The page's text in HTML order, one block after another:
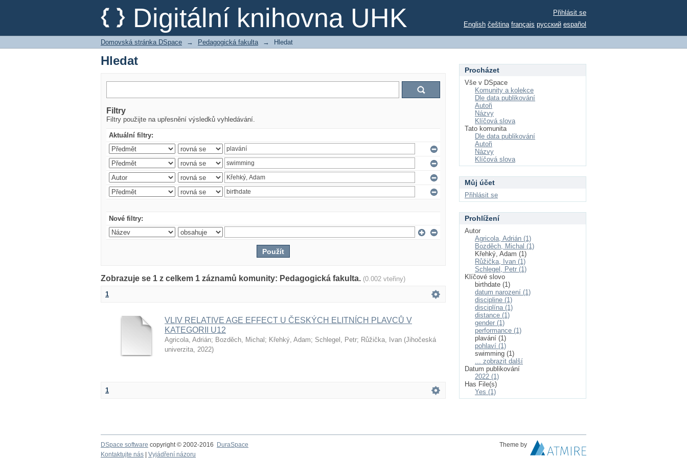
Digitální knihovna UHK
Hledat
Přihlásit se
English čeština français русский español
Domovská stránka DSpace → Pedagogická fakulta → Hledat
Hledat
Filtry
Filtry použijte na upřesnění výsledků vyhledávání.
Aktuální filtry:
Nové filtry:
Zobrazuje se 1 z celkem 1 záznamů komunity: Pedagogická fakulta. (0.002 vteřiny)
1
VLIV RELATIVE AGE EFFECT U ČESKÝCH ELITNÍCH PLAVCŮ V
KATEGORII U12
Agricola, Adrián; Bozděch, Michal ; Křehký, Adam; Schlegel, Petr; Růžička, Ivan (Jihočeská
univerzita, 2022)
1
Procházet
Vše v DSpace
Komunity a kolekce
Dle data publikování
Autoři
Názvy
Klíčová slova
Tato komunita
Dle data publikování
Autoři
Názvy
Klíčová slova
Můj účet
Přihlásit se
Prohlížení
Autor
Agricola, Adrián (1)
Bozděch, Michal (1)
Křehký, Adam (1)
Růžička, Ivan (1)
Schlegel, Petr (1)
Klíčové slovo
birthdate (1)
datum narození (1)
discipline (1)
disciplína (1)
distance (1)
gender (1)
performance (1)
plavání (1)
pohlaví (1)
swimming (1)
... zobrazit další
Datum publikování
2022 (1)
Has File(s)
Yes (1)
DSpace software copyright © 2002-2016 DuraSpace
Theme by
Kontaktujte nás
Vyjádření názoru